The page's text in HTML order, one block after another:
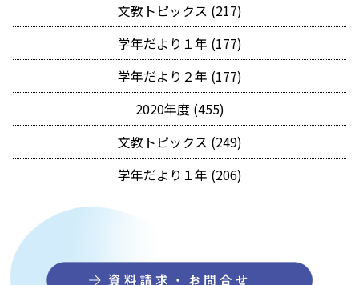
文教トピックス (217)
学年だより１年 (177)
学年だより２年 (177)
2020年度 (455)
文教トピックス (249)
学年だより１年 (206)